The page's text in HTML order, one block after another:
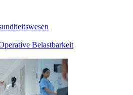
Belastbarkeit